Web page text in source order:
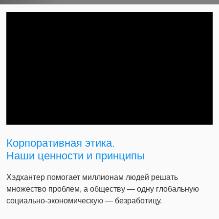
Корпоративная этика.
Наши ценности и принципы
Хэдхантер помогает миллионам людей решать
множество проблем, а обществу — одну глобальную
социально-экономическую — безработицу.